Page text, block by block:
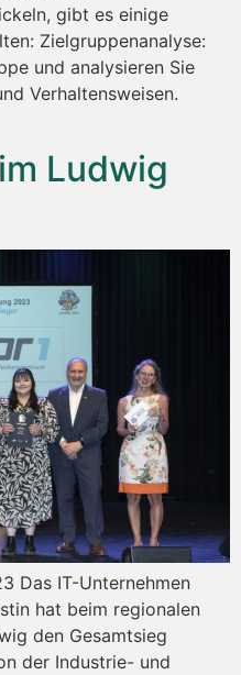
gibt es einige
Zielgruppenanalyse:
und analysieren Sie
Verhaltensweisen.
Ludwig
Das IT-Unternehmen
hat beim regionalen
den Gesamtsieg
der Industrie- und